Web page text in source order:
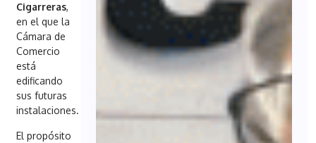
Cigarreras,
en el que la
Cámara de
Comercio
está
edificando
sus futuras
instalaciones.
El propósito